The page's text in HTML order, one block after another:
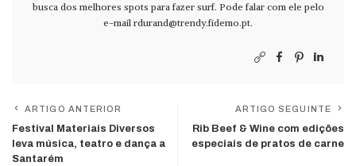
busca dos melhores spots para fazer surf. Pode falar com ele pelo
e-mail rdurand@trendy.fidemo.pt.
ARTIGO ANTERIOR
Festival Materiais Diversos
leva música, teatro e dança a
Santarém
ARTIGO SEGUINTE
Rib Beef & Wine com edições
especiais de pratos de carne